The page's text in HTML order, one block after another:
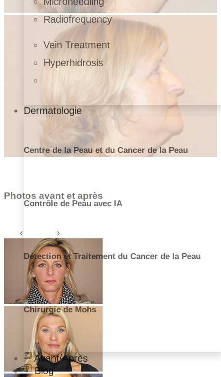
Radiofrequency
Vein Treatment
Hyperhidrosis
Dermatologie
Centre de la Peau et du Cancer de la Peau
Contrôle de Peau avec IA
Détection et Traitement du Cancer de la Peau
Chirurgie de Mohs
Avant/Après
Blog
Photos avant et après